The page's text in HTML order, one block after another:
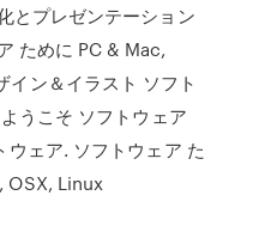
とプレゼンテーション
ために PC & Mac,
ン＆イラスト ソフト
うこそ ソフトウェア
ェア. ソフトウェア た
OSX, Linux